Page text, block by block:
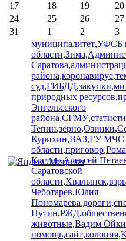
17
18 19 20
24
25 26 27
31
1 2 3
муниципалитет,УФСБ
области,Зима,
Саратова,
района,коронавирус,
суд,ГИБДД,закупки,
природных ресурсов,
Энгельсского
района,СГМУ,
Тепин,зерно,Озинки,
Курихин,ВАЗ,ГУ МЧС
области,приговор,
Костин,Алексей
Саратовской
области,Хвалынск,
Чеботарев,Юлия
Пономарева,дороги,
Путин,РЖД,
животные,Вадим
помощь,сайт,колония,